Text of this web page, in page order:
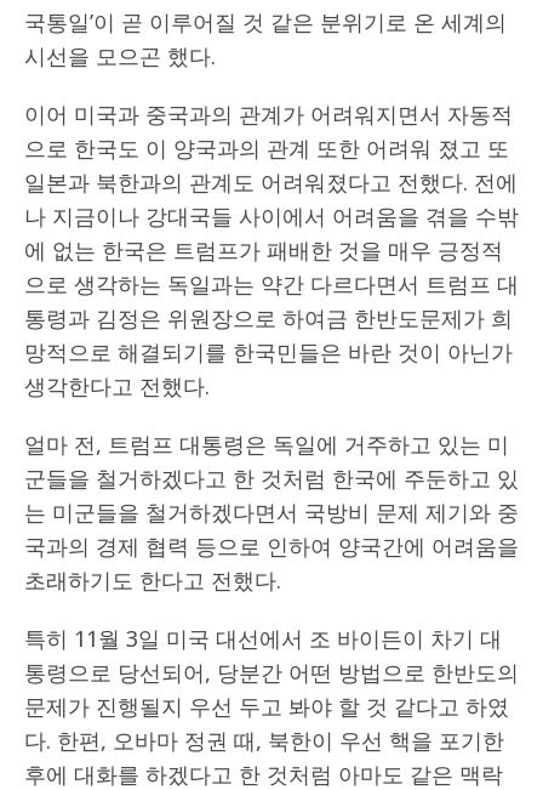
국통일’이 곧 이루어질 것 같은 분위기로 온 세계의
시선을 모으곤 했다.
이어 미국과 중국과의 관계가 어려워지면서 자동적
으로 한국도 이 양국과의 관계 또한 어려워 졌고 또
일본과 북한과의 관계도 어려워졌다고 전했다. 전에
나 지금이나 강대국들 사이에서 어려움을 겪을 수밖
에 없는 한국은 트럼프가 패배한 것을 매우 긍정적
으로 생각하는 독일과는 약간 다르다면서 트럼프 대
통령과 김정은 위원장으로 하여금 한반도문제가 희
망적으로 해결되기를 한국민들은 바란 것이 아닌가
생각한다고 전했다.
얼마 전, 트럼프 대통령은 독일에 거주하고 있는 미
군들을 철거하겠다고 한 것처럼 한국에 주둔하고 있
는 미군들을 철거하겠다면서 국방비 문제 제기와 중
국과의 경제 협력 등으로 인하여 양국간에 어려움을
초래하기도 한다고 전했다.
특히 11월 3일 미국 대선에서 조 바이든이 차기 대
통령으로 당선되어, 당분간 어떤 방법으로 한반도의
문제가 진행될지 우선 두고 봐야 할 것 같다고 하였
다. 한편, 오바마 정권 때, 북한이 우선 핵을 포기한
후에 대화를 하겠다고 한 것처럼 아마도 같은 맥락